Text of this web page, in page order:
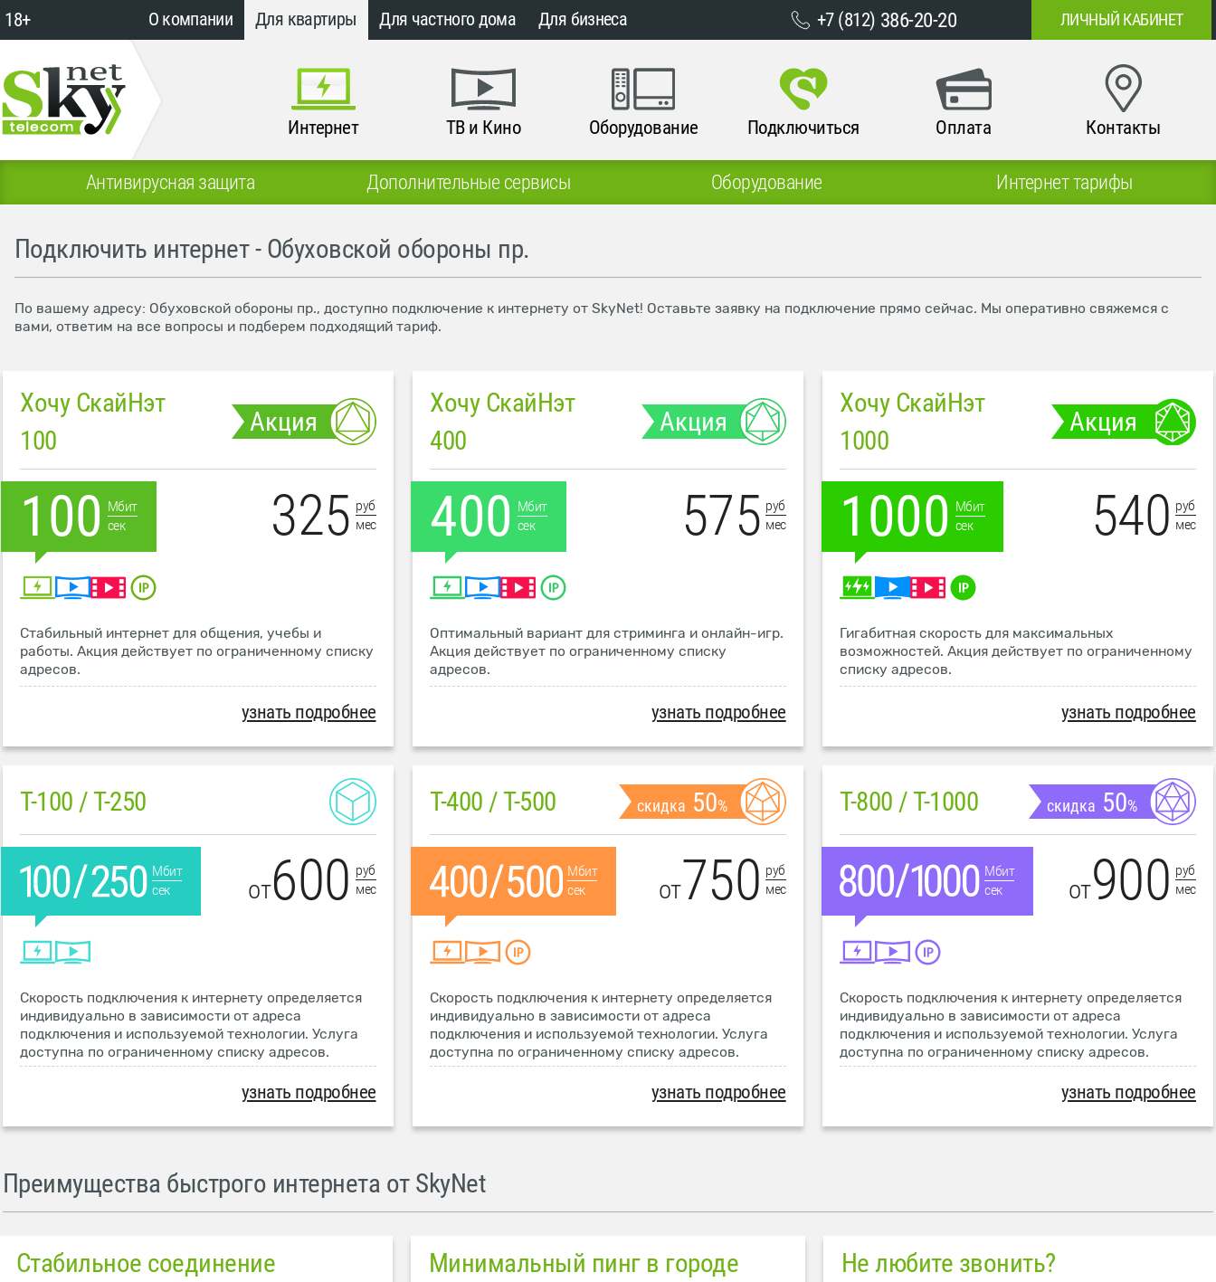
18+ О компании Для квартиры Для частного дома Для бизнеса +7 (812) 386-20-20 ЛИЧНЫЙ КАБИНЕТ
Интернет ТВ и Кино Оборудование Подключиться Оплата Контакты
Антивирусная защита Дополнительные сервисы Оборудование Интернет тарифы
Подключить интернет - Обуховской обороны пр.
По вашему адресу: Обуховской обороны пр., доступно подключение к интернету от SkyNet! Оставьте заявку на подключение прямо сейчас. Мы оперативно свяжемся с
вами, ответим на все вопросы и подберем подходящий тариф.
Хочу СкайНэт
100
Акция
100 Мбит
сек
325 руб
мес
Стабильный интернет для общения, учебы и
работы. Акция действует по ограниченному списку
адресов.
узнать подробнее
Хочу СкайНэт
400
Акция
400 Мбит
сек
575 руб
мес
Оптимальный вариант для стриминга и онлайн-игр.
Акция действует по ограниченному списку
адресов.
узнать подробнее
Хочу СкайНэт
1000
Акция
1000 Мбит
сек
540 руб
мес
Гигабитная скорость для максимальных
возможностей. Акция действует по ограниченному
списку адресов.
узнать подробнее
T-100 / T-250
Мбит
сек
от600 руб
мес
Скорость подключения к интернету определяется
индивидуально в зависимости от адреса
подключения и используемой технологии. Услуга
доступна по ограниченному списку адресов.
узнать подробнее
T-400 / T-500 скидка 50%
Мбит
сек
от750 руб
мес
Скорость подключения к интернету определяется
индивидуально в зависимости от адреса
подключения и используемой технологии. Услуга
доступна по ограниченному списку адресов.
узнать подробнее
T-800 / T-1000 скидка 50%
Мбит
сек
от900 руб
мес
Скорость подключения к интернету определяется
индивидуально в зависимости от адреса
подключения и используемой технологии. Услуга
доступна по ограниченному списку адресов.
узнать подробнее
Преимущества быстрого интернета от SkyNet
Стабильное соединение Минимальный пинг в городе Не любите звонить?